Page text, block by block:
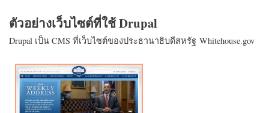
ตัวอย่างเว็บไซต์ที่ใช้ Drupal
Drupal เป็น CMS ที่เว็บไซต์ของประธานาธิบดีสหรัฐ Whitehouse.gov